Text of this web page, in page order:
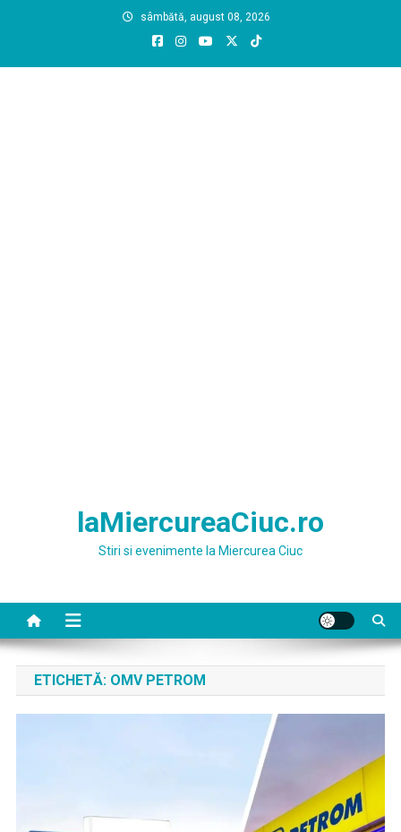
sâmbătă, august 08, 2026
laMiercureaCiuc.ro
Stiri si evenimente la Miercurea Ciuc
ETICHETĂ: OMV PETROM